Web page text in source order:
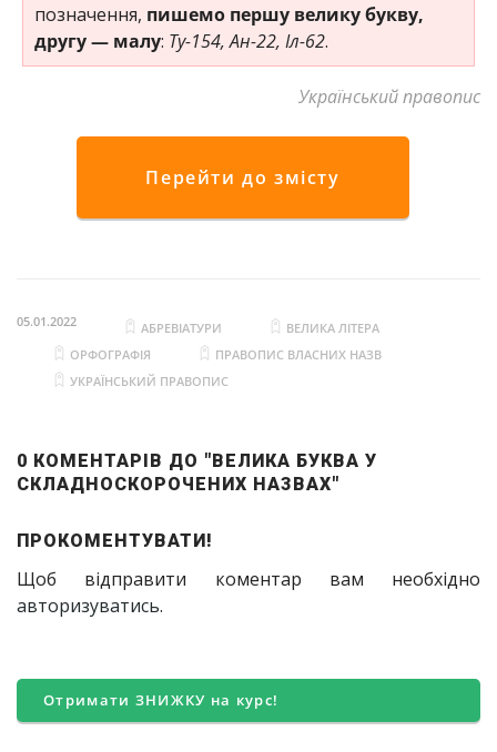
позначення, пишемо першу велику букву,
другу — малу: Ту-154, Ан-22, Іл-62.
Український правопис
Перейти до змісту
05.01.2022 АБРЕВІАТУРИ
ВЕЛИКА ЛІТЕРА
ОРФОГРАФІЯ
ПРАВОПИС ВЛАСНИХ НАЗВ
УКРАЇНСЬКИЙ ПРАВОПИС
0 КОМЕНТАРІВ ДО "ВЕЛИКА БУКВА У
СКЛАДНОСКОРОЧЕНИХ НАЗВАХ"
ПРОКОМЕНТУВАТИ!
Щоб відправити коментар вам необхідно
авторизуватись.
Отримати ЗНИЖКУ на курс!